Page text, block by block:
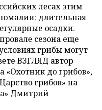
лесах этим
длительная
осадки.
сезона еще
грибы могут
ВЗГЛЯД автор
«Охотник до грибов»,
грибов» на
Дмитрий